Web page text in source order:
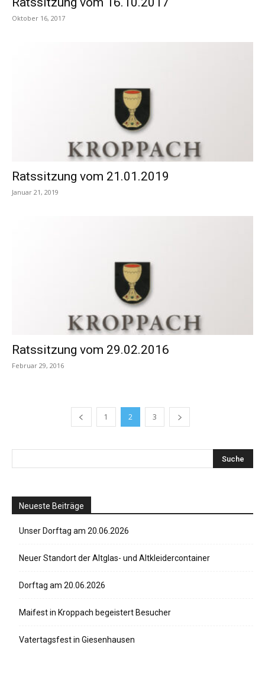
Oktober 16, 2017
Ratssitzung vom 21.01.2019
Januar 21, 2019
Ratssitzung vom 29.02.2016
Februar 29, 2016
1 2 3
Neueste Beiträge
Unser Dorftag am 20.06.2026
Neuer Standort der Altglas- und Altkleidercontainer
Dorftag am 20.06.2026
Maifest in Kroppach begeistert Besucher
Vatertagsfest in Giesenhausen